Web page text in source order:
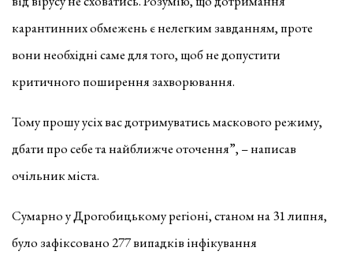
карантинних обмежень є нелегким завданням, проте
вони необхідні саме для того, щоб не допустити
критичного поширення захворювання.
Тому прошу усіх вас дотримуватись маскового режиму,
дбати про себе та найближче оточення”, – написав
очільник міста.
Сумарно у Дрогобицькому регіоні, станом на 31 липня,
було зафіксовано 277 випадків інфікування